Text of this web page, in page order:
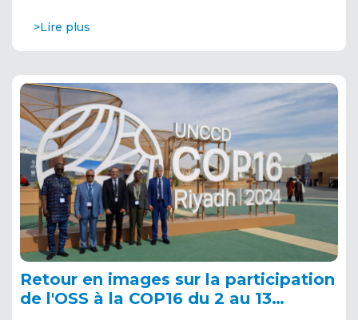
>Lire plus
Retour en images sur la participation
de l'OSS à la COP16 du 2 au 13